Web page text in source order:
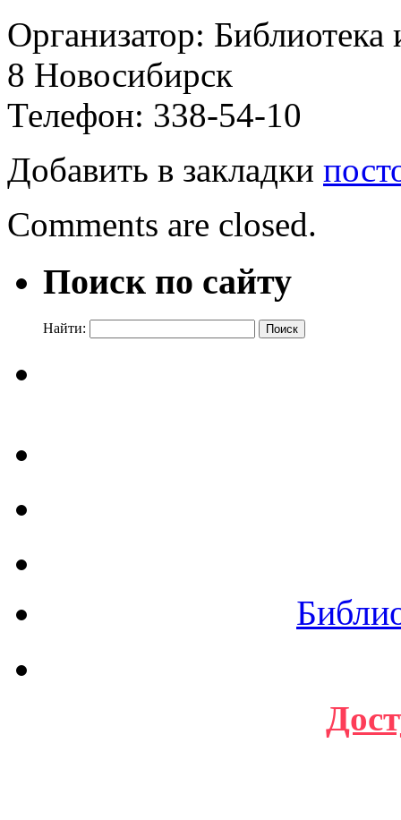
Организатор:
8 Новосибирск
Телефон: 338-54-10
Добавить в закладки
Comments are closed.
Поиск по сайту
Найти: